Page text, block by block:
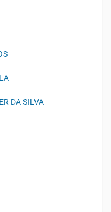
DA SILVA